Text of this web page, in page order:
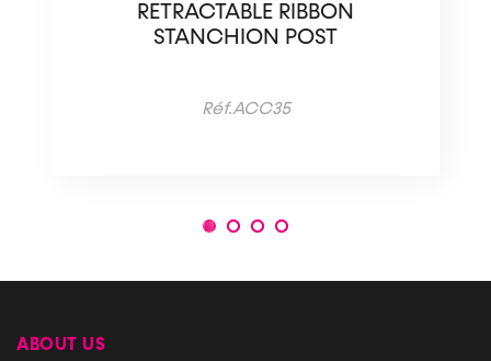
RETRACTABLE RIBBON
STANCHION POST
Réf.ACC35
1 2 3 4
ABOUT US